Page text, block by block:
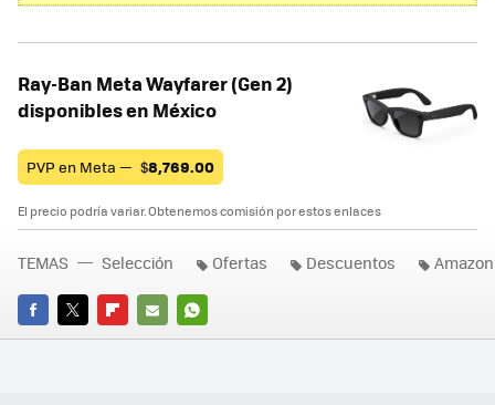
Ray-Ban Meta Wayfarer (Gen 2)
disponibles en México
PVP en Meta — $8,769.00
El precio podría variar. Obtenemos comisión por estos enlaces
FACEBOOK
TWITTERFLIPBOARD
E-
WHATSAPP
TEMAS Selección Ofertas Descuentos